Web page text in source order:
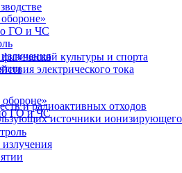
ГО и ЧС
и радиоактивных отходов
источники
культуры и спорта
электрического тока
ГО и ЧС